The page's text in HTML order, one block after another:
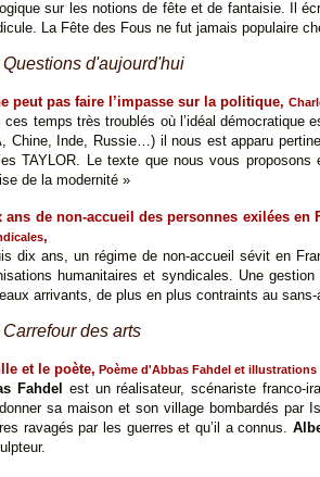
sur les notions de fête et de fantaisie. Il
La Fête des Fous ne fut jamais populaire
Questions d'aujourd'hui
peut pas faire l’impasse sur la politique,
ces temps très troublés où l’idéal
Chine, Inde, Russie…) il nous est apparu
TAYLOR. Le texte que nous vous
de la modernité »
ans de non-accueil des personnes exilées en
,
dix ans, un régime de non-accueil sévit en
humanitaires et syndicales. Une
arrivants, de plus en plus contraints au sans-
Carrefour des arts
et le poète, Poème d'Abbas Fahdel et
Fahdel
est un réalisateur, scénariste
sa maison et son village bombardés par
ravagés par les guerres et qu’il a connus.